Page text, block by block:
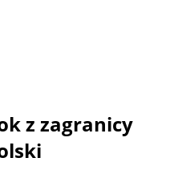
z zagranicy